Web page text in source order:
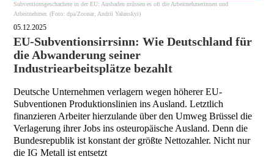
Subventionsgeschachere in der EU: Ausbaden müssen es oft die Arbeitnehmerinnen und
Arbeitnehmer. (Foto: dpa/Zoonar, Andrii Yalanskyi)
05.12.2025
EU-Subventionsirrsinn: Wie Deutschland für
die Abwanderung seiner
Industriearbeitsplätze bezahlt
Deutsche Unternehmen verlagern wegen höherer EU-
Subventionen Produktionslinien ins Ausland. Letztlich
finanzieren Arbeiter hierzulande über den Umweg Brüssel die
Verlagerung ihrer Jobs ins osteuropäische Ausland. Denn die
Bundesrepublik ist konstant der größte Nettozahler. Nicht nur
die IG Metall ist entsetzt